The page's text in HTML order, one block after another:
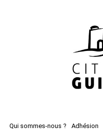
Qui sommes-nous ? Adhésion